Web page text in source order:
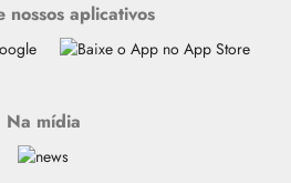
nossos aplicativos
Na mídia